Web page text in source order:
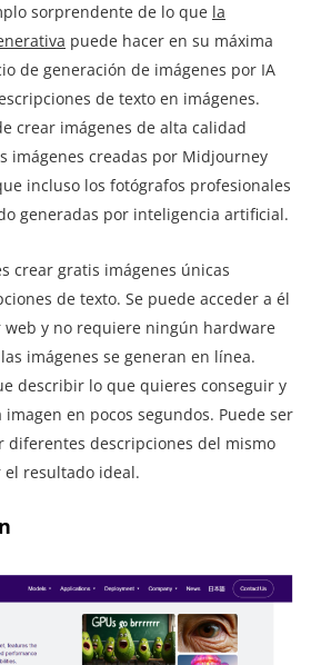
sorprendente de lo que la
puede hacer en su máxima
de generación de imágenes por IA
de texto en imágenes.
crear imágenes de alta calidad
imágenes creadas por Midjourney
incluso los fotógrafos profesionales
generadas por inteligencia artificial.
crear gratis imágenes únicas
de texto. Se puede acceder a él
web y no requiere ningún hardware
imágenes se generan en línea.
describir lo que quieres conseguir y
en pocos segundos. Puede ser
diferentes descripciones del mismo
resultado ideal.